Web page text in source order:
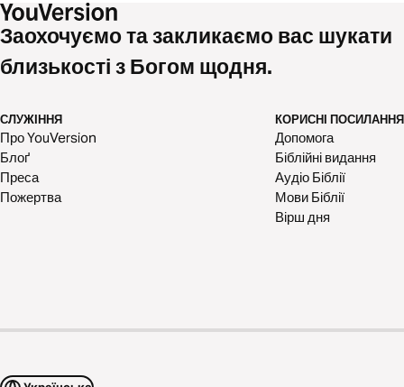
Заохочуємо та закликаємо вас шукати
близькості з Богом щодня.
СЛУЖІННЯ
Про YouVersion
Блоґ
Преса
Пожертва
КОРИСНІ ПОСИЛАННЯ
Допомога
Біблійні видання
Аудіо Біблії
Мови Біблії
Вірш дня